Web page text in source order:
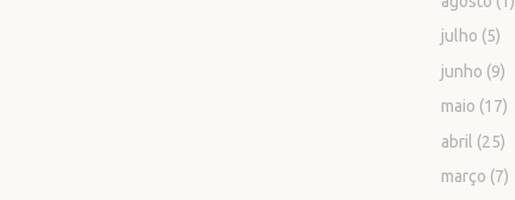
julho (5)
junho (9)
maio (17)
abril (25)
março (7)